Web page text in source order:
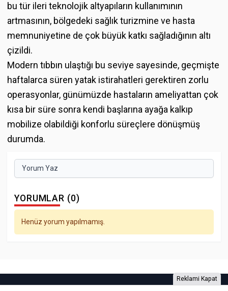
bu tür ileri teknolojik altyapıların kullanımının
artmasının, bölgedeki sağlık turizmine ve hasta
memnuniyetine de çok büyük katkı sağladığının altı
çizildi.
Modern tıbbın ulaştığı bu seviye sayesinde, geçmişte
haftalarca süren yatak istirahatleri gerektiren zorlu
operasyonlar, günümüzde hastaların ameliyattan çok
kısa bir süre sonra kendi başlarına ayağa kalkıp
mobilize olabildiği konforlu süreçlere dönüşmüş
durumda.
Yorum Yaz
YORUMLAR (0)
Henüz yorum yapılmamış.
Reklami Kapat